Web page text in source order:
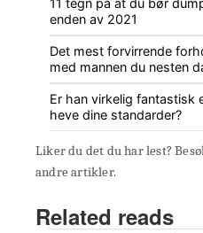
11 tegn på at du bør
enden av 2021
Det mest forvirrende
med mannen du nesten
Er han virkelig fantastisk
heve dine standarder?
Liker du det du har lest?
andre artikler.
Related reads